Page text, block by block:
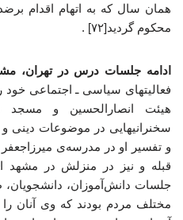
همان سال که به اتهام اقدام
محکوم گردید[۷۲] .
ادامه جلسات درس در تهران،
فعالیتهای سیاسی ـ اجتماعی
هیئت انصارالحسین و
سخنرانیهایی در موضوعات
و تفسیر او در مدرسه‌ی
قبله و نیز در منزلش در مشهد
جلسات دانش‌آموزان، دانشجویان،
مختلف مردم بودند که وی آنان